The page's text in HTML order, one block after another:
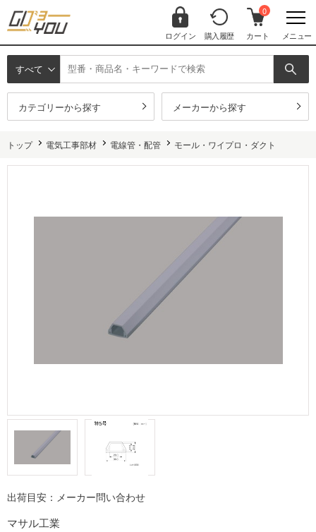
ログイン 購入履歴
0
カート メニュー
すべて
カテゴリーから探す メーカーから探す
トップ 電気工事部材 電線管・配管 モール・ワイプロ・ダクト
出荷目安：メーカー問い合わせ
マサル工業